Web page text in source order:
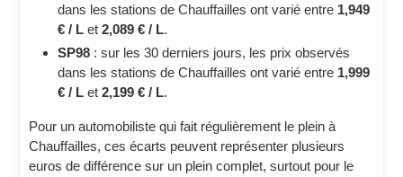
dans les stations de Chauffailles ont varié entre 1,949
€ / L et2,089 € / L.
SP98 : sur les 30 derniers jours, les prix observés
dans les stations de Chauffailles ont varié entre 1,999
€ / L et2,199 € / L.
Pour un automobiliste qui fait régulièrement le plein à
Chauffailles, ces écarts peuvent représenter plusieurs
euros de différence sur un plein complet, surtout pour le